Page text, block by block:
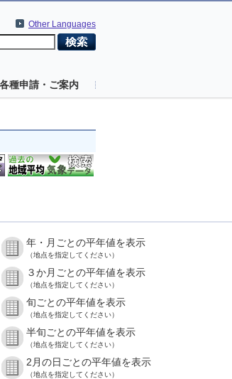
Other Languages
各種申請・ご案内
年・月ごとの平年値を表示
（地点を指定してください）
３か月ごとの平年値を表示
（地点を指定してください）
旬ごとの平年値を表示
（地点を指定してください）
半旬ごとの平年値を表示
（地点を指定してください）
2月の日ごとの平年値を表示
（地点を指定してください）